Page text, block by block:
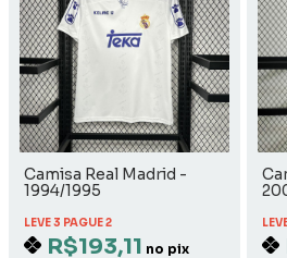
Camisa Real Madrid -
1994/1995
LEVE 3 PAGUE 2
R$193,11 no pix